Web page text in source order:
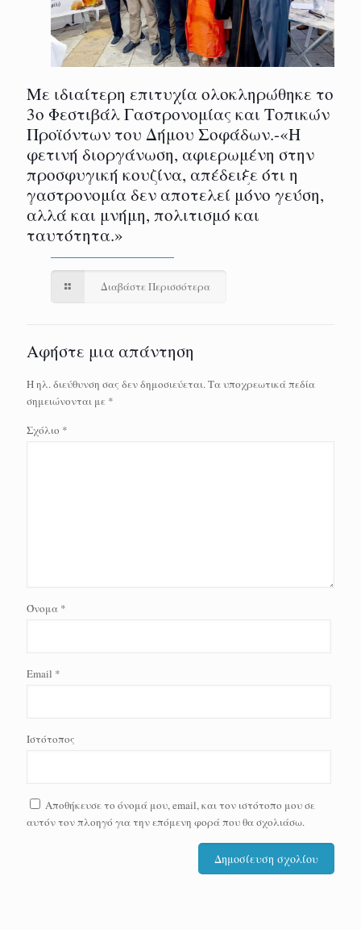
Με ιδιαίτερη επιτυχία ολοκληρώθηκε το
3ο Φεστιβάλ Γαστρονομίας και Τοπικών
Προϊόντων του Δήμου Σοφάδων.-«Η
φετινή διοργάνωση, αφιερωμένη στην
προσφυγική κουζίνα, απέδειξε ότι η
γαστρονομία δεν αποτελεί μόνο γεύση,
αλλά και μνήμη, πολιτισμό και
ταυτότητα.»
Διαβάστε Περισσότερα
Αφήστε μια απάντηση
Η ηλ. διεύθυνση σας δεν δημοσιεύεται.Τα υποχρεωτικά πεδία
σημειώνονται με *
Σχόλιο *
Όνομα *
Email *
Ιστότοπος
Αποθήκευσε το όνομά μου, email, και τον ιστότοπο μου σε
αυτόν τον πλοηγό για την επόμενη φορά που θα σχολιάσω.